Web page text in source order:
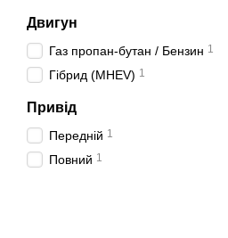
Двигун
Газ пропан-бутан / Бензин 1
Гібрид (MHEV) 1
Привід
Передній 1
Повний 1